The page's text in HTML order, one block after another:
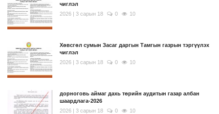
чиглэл
2026 | 3 сарын 18
0 10
Хөвсгөл сумын Засаг даргын Тамгын газрын тэргүүлэх
чиглэл
2026 | 3 сарын 18
0 10
дорноговь аймаг дахь төрийн аудитын газар албан
шаардлага-2026
2026 | 3 сарын 18
0 10